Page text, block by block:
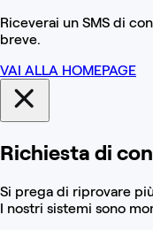
Riceverai un SMS di
breve.
VAI ALLA HOMEPAGE
Richiesta di
Si prega di riprovare
I nostri sistemi sono